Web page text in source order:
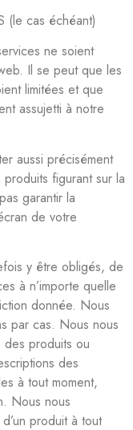
(le cas échéant)
ne soient
Il se peut que les
limitées et que
assujetti à notre
aussi précisément
figurant sur la
garantir la
de votre
y être obligés, de
à n’importe quelle
donnée. Nous
par cas. Nous nous
des produits ou
des
à tout moment,
Nous nous
produit à tout